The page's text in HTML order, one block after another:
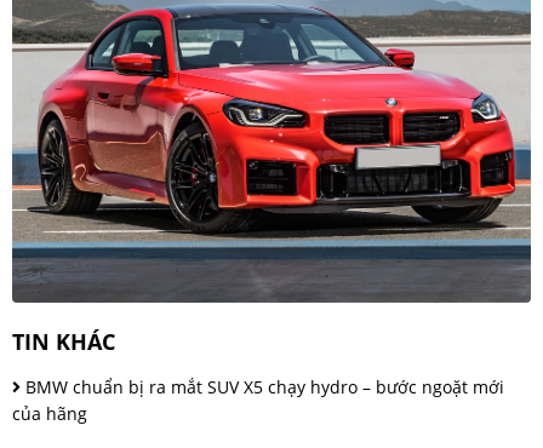
TIN KHÁC
BMW chuẩn bị ra mắt SUV X5 chạy hydro – bước ngoặt mới
của hãng